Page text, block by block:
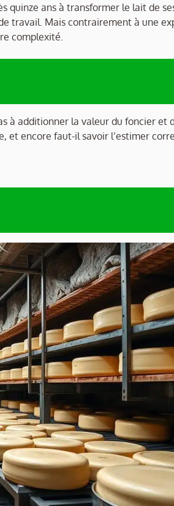
quinze ans à transformer le lait de
travail. Mais contrairement à une
complexité.
additionner la valeur du foncier et
et encore faut-il savoir l’estimer